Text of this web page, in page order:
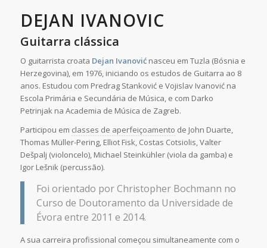
DEJAN IVANOVIC
Guitarra clássica
O guitarrista croata Dejan Ivanovićnasceu em Tuzla (Bósnia e
Herzegovina), em 1976, iniciando os estudos de Guitarra ao 8
anos. Estudou com Predrag Stanković e Vojislav Ivanović na
Escola Primária e Secundária de Música, e com Darko
Petrinjak na Academia de Música de Zagreb.
Participou em classes de aperfeiçoamento de John Duarte,
Thomas Müller-Pering, Elliot Fisk, Costas Cotsiolis, Valter
Dešpalj (violoncelo), Michael Steinkühler (viola da gamba) e
Igor Lešnik (percussão).
Foi orientado por Christopher Bochmann no
Curso de Doutoramento da Universidade de
Évora entre 2011 e 2014.
A sua carreira profissional começou simultaneamente com o